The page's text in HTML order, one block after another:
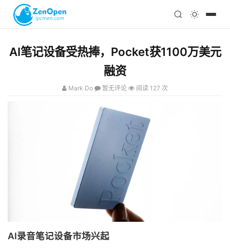
科技
心理
注册
AI笔记设备受热捧，Pocket获1100万美元
融资
Mark Do 暂无评论 阅读 127 次
AI录音笔记设备市场兴起